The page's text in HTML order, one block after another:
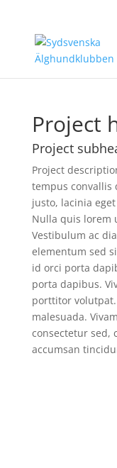
Project
Project
Project
tempus convallis
justo, lacinia
Nulla quis lorem
Vestibulum ac
elementum sed
id orci porta
porta dapibus.
porttitor
malesuada.
consectetur sed,
accumsan